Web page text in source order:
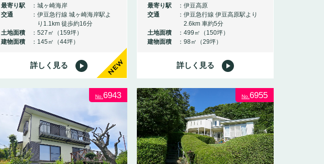
最寄り駅
城ヶ崎海岸
交通
伊豆急行線 城ヶ崎海岸駅よ
り1.1km 徒歩約16分
土地面積
527㎡（159坪）
建物面積
145㎡（44坪）
詳しく見る
最寄り駅
伊豆高原
交通
伊豆急行線 伊豆高原駅より
2.6km 車約5分
土地面積
499㎡（150坪）
建物面積
98㎡（29坪）
詳しく見る
No. 6943 No. 6955